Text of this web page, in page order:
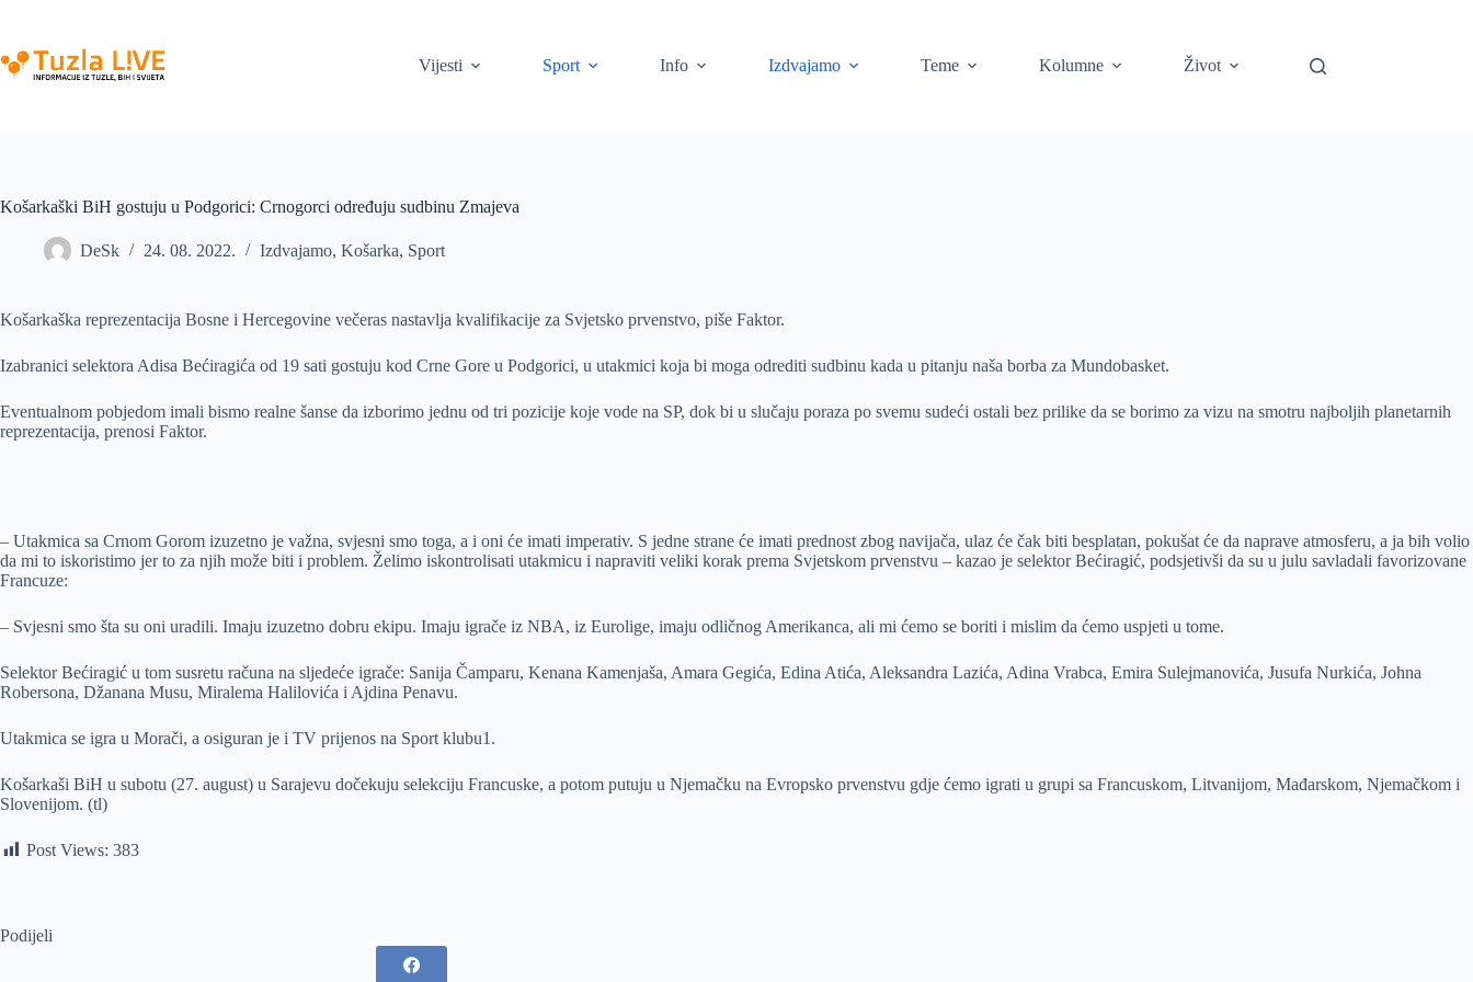
content
Vijesti
Sport Info Izdvajamo Teme Kolumne Život
Košarkaški BiH gostuju u Podgorici: Crnogorci određuju sudbinu Zmajeva
DeSk 24. 08. 2022. Izdvajamo, Košarka, Sport
Košarkaška reprezentacija Bosne i Hercegovine večeras nastavlja kvalifikacije za Svjetsko prvenstvo, piše Faktor.
Izabranici selektora Adisa Bećiragića od 19 sati gostuju kod Crne Gore u Podgorici, u utakmici koja bi moga odrediti sudbinu kada u pitanju naša borba za Mundobasket.
Eventualnom pobjedom imali bismo realne šanse da izborimo jednu od tri pozicije koje vode na SP, dok bi u slučaju poraza po svemu sudeći ostali bez prilike da se borimo za vizu na smotru najboljih planetarnih
reprezentacija, prenosi Faktor.
– Utakmica sa Crnom Gorom izuzetno je važna, svjesni smo toga, a i oni će imati imperativ. S jedne strane će imati prednost zbog navijača, ulaz će čak biti besplatan, pokušat će da naprave atmosferu, a ja bih volio
da mi to iskoristimo jer to za njih može biti i problem. Želimo iskontrolisati utakmicu i napraviti veliki korak prema Svjetskom prvenstvu – kazao je selektor Bećiragić, podsjetivši da su u julu savladali favorizovane
Francuze:
– Svjesni smo šta su oni uradili. Imaju izuzetno dobru ekipu. Imaju igrače iz NBA, iz Eurolige, imaju odličnog Amerikanca, ali mi ćemo se boriti i mislim da ćemo uspjeti u tome.
Selektor Bećiragić u tom susretu računa na sljedeće igrače: Sanija Čamparu, Kenana Kamenjaša, Amara Gegića, Edina Atića, Aleksandra Lazića, Adina Vrabca, Emira Sulejmanovića, Jusufa Nurkića, Johna
Robersona, Džanana Musu, Miralema Halilovića i Ajdina Penavu.
Utakmica se igra u Morači, a osiguran je i TV prijenos na Sport klubu1.
Košarkaši BiH u subotu (27. august) u Sarajevu dočekuju selekciju Francuske, a potom putuju u Njemačku na Evropsko prvenstvu gdje ćemo igrati u grupi sa Francuskom, Litvanijom, Mađarskom, Njemačkom i
Slovenijom. (tl)
Post Views: 383
Podijeli